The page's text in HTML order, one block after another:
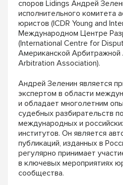
споров Lidings Андрей
исполнительного комитета
юристов (ICDR Young and
Международном Центре
(International Centre for
Американской Арбитражной
Arbitration Association).
Андрей Зеленин является
экспертом в области
и обладает многолетним
судебных разбирательств
международных и
институтов. Он является
публикаций, изданных в
регулярно принимает
в ключевых мероприятиях
сообщества.